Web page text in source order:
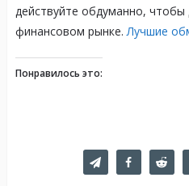
действуйте обдуманно, чтобы
финансовом рынке.Лучшие
Понравилось это: